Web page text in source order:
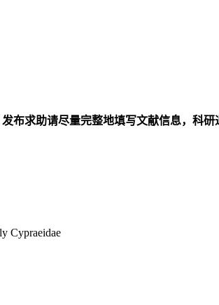
布求助请尽量完整地填写文献信息，科
Cypraeidae